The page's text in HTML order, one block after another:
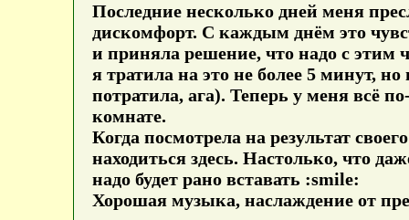
Последние несколько дней меня
дискомфорт. С каждым днём это
и приняла решение, что надо с этим
я тратила на это не более 5 минут,
потратила, ага). Теперь у меня всё
комнате.
Когда посмотрела на результат
находиться здесь. Настолько, что
надо будет рано вставать :smile:
Хорошая музыка, наслаждение от